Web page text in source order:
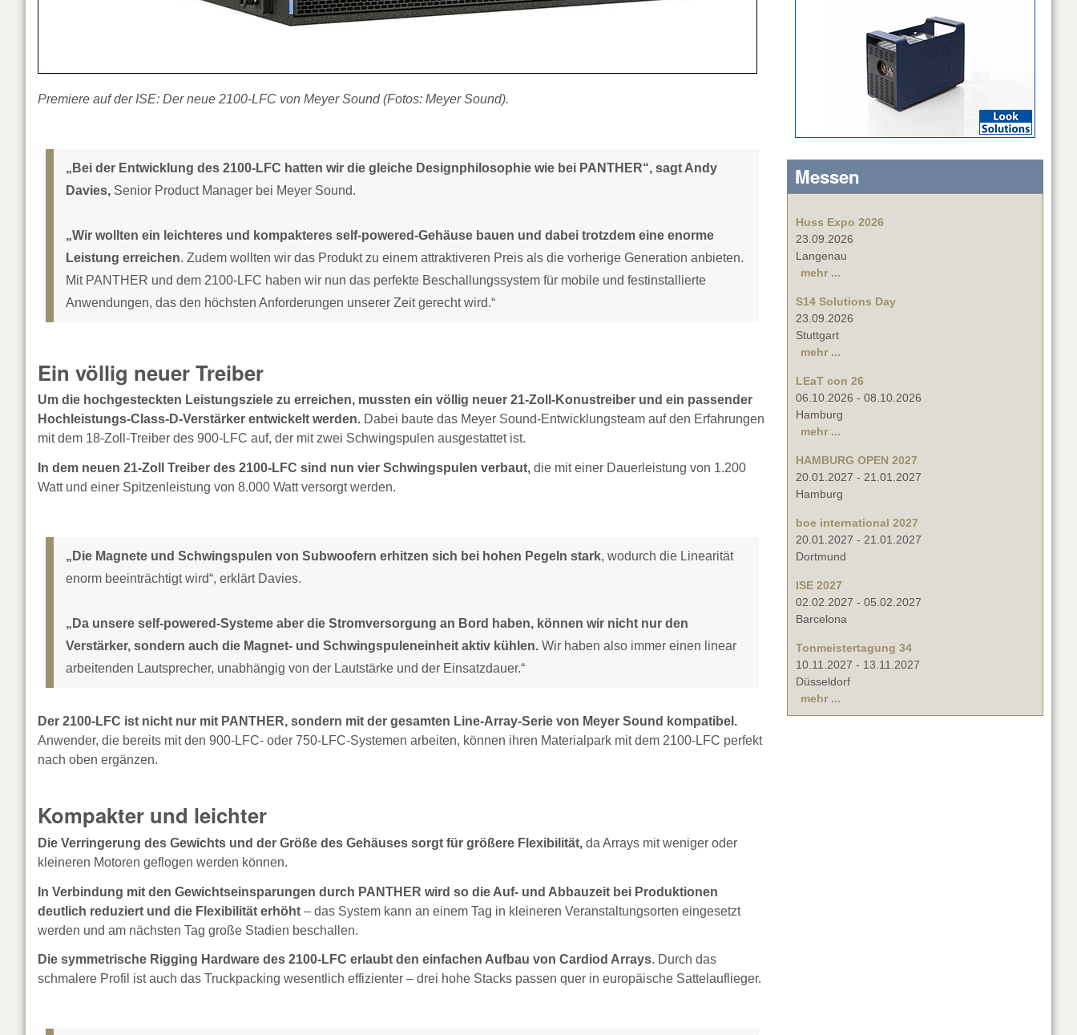
Premiere auf der ISE: Der neue 2100-LFC von Meyer Sound (Fotos: Meyer Sound).
„Bei der Entwicklung des 2100-LFC hatten wir die gleiche Designphilosophie wie bei PANTHER“, sagt Andy
Davies, Senior Product Manager bei Meyer Sound.
„Wir wollten ein leichteres und kompakteres self-powered-Gehäuse bauen und dabei trotzdem eine enorme
Leistung erreichen. Zudem wollten wir das Produkt zu einem attraktiveren Preis als die vorherige Generation anbieten.
Mit PANTHER und dem 2100-LFC haben wir nun das perfekte Beschallungssystem für mobile und festinstallierte
Anwendungen, das den höchsten Anforderungen unserer Zeit gerecht wird.“
Ein völlig neuer Treiber
Um die hochgesteckten Leistungsziele zu erreichen, mussten ein völlig neuer 21-Zoll-Konustreiber und ein passender
Hochleistungs-Class-D-Verstärker entwickelt werden. Dabei baute das Meyer Sound-Entwicklungsteam auf den Erfahrungen
mit dem 18-Zoll-Treiber des 900-LFC auf, der mit zwei Schwingspulen ausgestattet ist.
In dem neuen 21-Zoll Treiber des 2100-LFC sind nun vier Schwingspulen verbaut, die mit einer Dauerleistung von 1.200
Watt und einer Spitzenleistung von 8.000 Watt versorgt werden.
„Die Magnete und Schwingspulen von Subwoofern erhitzen sich bei hohen Pegeln stark, wodurch die Linearität
enorm beeinträchtigt wird“, erklärt Davies.
„Da unsere self-powered-Systeme aber die Stromversorgung an Bord haben, können wir nicht nur den
Verstärker, sondern auch die Magnet- und Schwingspuleneinheit aktiv kühlen. Wir haben also immer einen linear
arbeitenden Lautsprecher, unabhängig von der Lautstärke und der Einsatzdauer.“
Der 2100-LFC ist nicht nur mit PANTHER, sondern mit der gesamten Line-Array-Serie von Meyer Sound kompatibel.
Anwender, die bereits mit den 900-LFC- oder 750-LFC-Systemen arbeiten, können ihren Materialpark mit dem 2100-LFC perfekt
nach oben ergänzen.
Kompakter und leichter
Die Verringerung des Gewichts und der Größe des Gehäuses sorgt für größere Flexibilität, da Arrays mit weniger oder
kleineren Motoren geflogen werden können.
In Verbindung mit den Gewichtseinsparungen durch PANTHER wird so die Auf- und Abbauzeit bei Produktionen
deutlich reduziert und die Flexibilität erhöht – das System kann an einem Tag in kleineren Veranstaltungsorten eingesetzt
werden und am nächsten Tag große Stadien beschallen.
Die symmetrische Rigging Hardware des 2100-LFC erlaubt den einfachen Aufbau von Cardiod Arrays. Durch das
schmalere Profil ist auch das Truckpacking wesentlich effizienter – drei hohe Stacks passen quer in europäische Sattelauflieger.
Messen
Huss Expo 2026
23.09.2026
Langenau
mehr ...
S14 Solutions Day
23.09.2026
Stuttgart
mehr ...
LEaT con 26
06.10.2026 - 08.10.2026
Hamburg
mehr ...
HAMBURG OPEN 2027
20.01.2027 - 21.01.2027
Hamburg
boe international 2027
20.01.2027 - 21.01.2027
Dortmund
ISE 2027
02.02.2027 - 05.02.2027
Barcelona
Tonmeistertagung 34
10.11.2027 - 13.11.2027
Düsseldorf
mehr ...